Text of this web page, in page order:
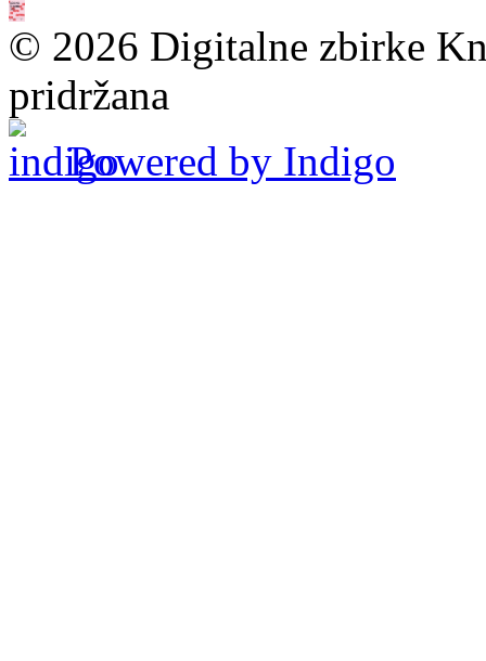
© 2026 Digitalne zbirke
pridržana
Powered by Indigo